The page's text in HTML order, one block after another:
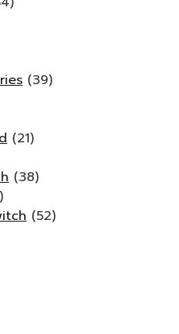
(39)
(21)
(38)
(52)